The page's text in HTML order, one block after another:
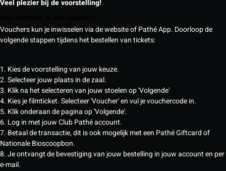
Veel plezier bij de voorstelling!
Vouchers kun je inwisselen via de website of Pathé App. Doorloop de
volgende stappen tijdens het bestellen van tickets:
1. Kies de voorstelling van jouw keuze.
2. Selecteer jouw plaats in de zaal.
3. Klik na het selecteren van jouw stoelen op 'Volgende'
4. Kies je filmticket. Selecteer 'Voucher' en vul je vouchercode in.
5. Klik onderaan de pagina op 'Volgende'.
6. Log in met jouw Club Pathé account.
7. Betaal de transactie, dit is ook mogelijk met een Pathé Giftcard of
Nationale Bioscoopbon.
8. Je ontvangt de bevestiging van jouw bestelling in jouw account en per
e-mail.